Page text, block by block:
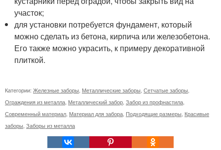
участок;
для установки потребуется фундамент, который
можно сделать из бетона, кирпича или железобетона.
Его также можно украсить, к примеру декоративной
плиткой.
Категории: Железные заборы Металлические заборы Сетчатые заборы
Ограждения из металла Металлический забор Забор из профнастила
Современный материал Материал для забора Подходящие размеры Красивые
заборы Заборы из металла